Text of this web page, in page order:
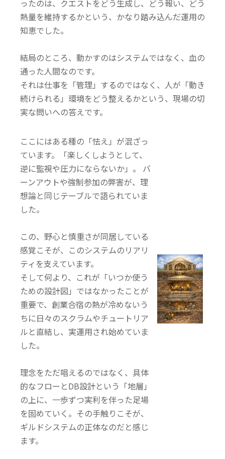
ったのは、クエストをどう生成し、どう報い、どう
熱量を維持するかという、かなり踏み込んだ運用の
知恵でした。
結局のところ、動かすのはシステムではなく、血の
通った人間なのです。
それは仕事を「管理」するのではなく、人が「動き
続けられる」環境をどう整えるかという、現場の切
実な問いへの答えです。
ここにはある種の「怯え」が混ざっ
ています。「楽しくしようとして、
逆に監視や圧力にならないか」。 バ
ーンアウトや強制参加の弊害が、理
想論と同じテーブルで語られていま
した。
この、野心と慎重さが同居している
感覚こそが、このシステムのリアリ
ティを支えています。
そして何より、これが「いつか使う
ための設計図」ではなかったことが
重要で、創業合宿の熱が冷めないう
ちに日々のスクラムやチュートリア
ルと直結し、実運用され始めていま
した。
理念をただ唱えるのではなく、具体
的なフローとDB設計という「地層」
の上に、一歩ずつ実利を伴った足場
を固めていく。その手触りこそが、
ギルドシステムの正体なのだと感じ
ます。